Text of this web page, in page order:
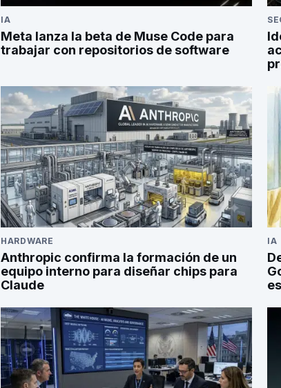
IA
Meta lanza la beta de Muse Code para
trabajar con repositorios de software
HARDWARE
Anthropic confirma la formación de un
equipo interno para diseñar chips para
Claude
IA